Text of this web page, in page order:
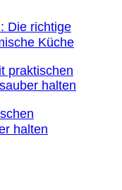
Die richtige
Küche
halten